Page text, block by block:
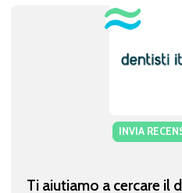
INVIA
Ti aiutiamo a cercare il